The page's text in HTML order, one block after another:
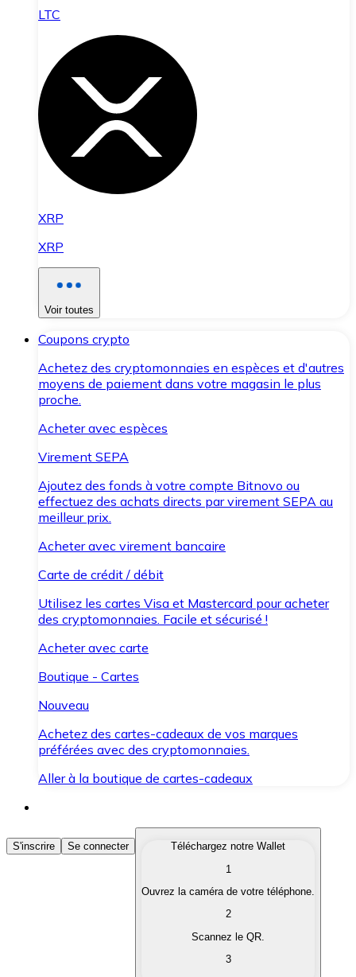
LTC
XRP
XRP
Voir toutes
Coupons crypto
Achetez des cryptomonnaies en espèces et d'autres
moyens de paiement dans votre magasin le plus
proche.
Acheter avec espèces
Virement SEPA
Ajoutez des fonds à votre compte Bitnovo ou
effectuez des achats directs par virement SEPA au
meilleur prix.
Acheter avec virement bancaire
Carte de crédit / débit
Utilisez les cartes Visa et Mastercard pour acheter
des cryptomonnaies. Facile et sécurisé !
Acheter avec carte
Boutique - Cartes
Nouveau
Achetez des cartes-cadeaux de vos marques
préférées avec des cryptomonnaies.
Aller à la boutique de cartes-cadeaux
Acheter des Cryptomonnaies
Achetez les cryptomonnaies qui vous intéressent
Convertissez vos cryptomonnaies en monnaie
S'inscrire Se connecter
Téléchargez notre Wallet
1
Ouvrez la caméra de votre téléphone.
2
Scannez le QR.
3